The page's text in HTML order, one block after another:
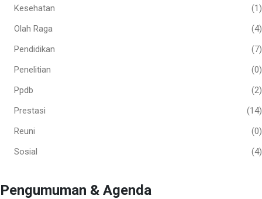
Kesehatan
(1)
Olah Raga
(4)
Pendidikan
(7)
Penelitian
(0)
Ppdb
(2)
Prestasi
(14)
Reuni
(0)
Sosial
(4)
Pengumuman & Agenda